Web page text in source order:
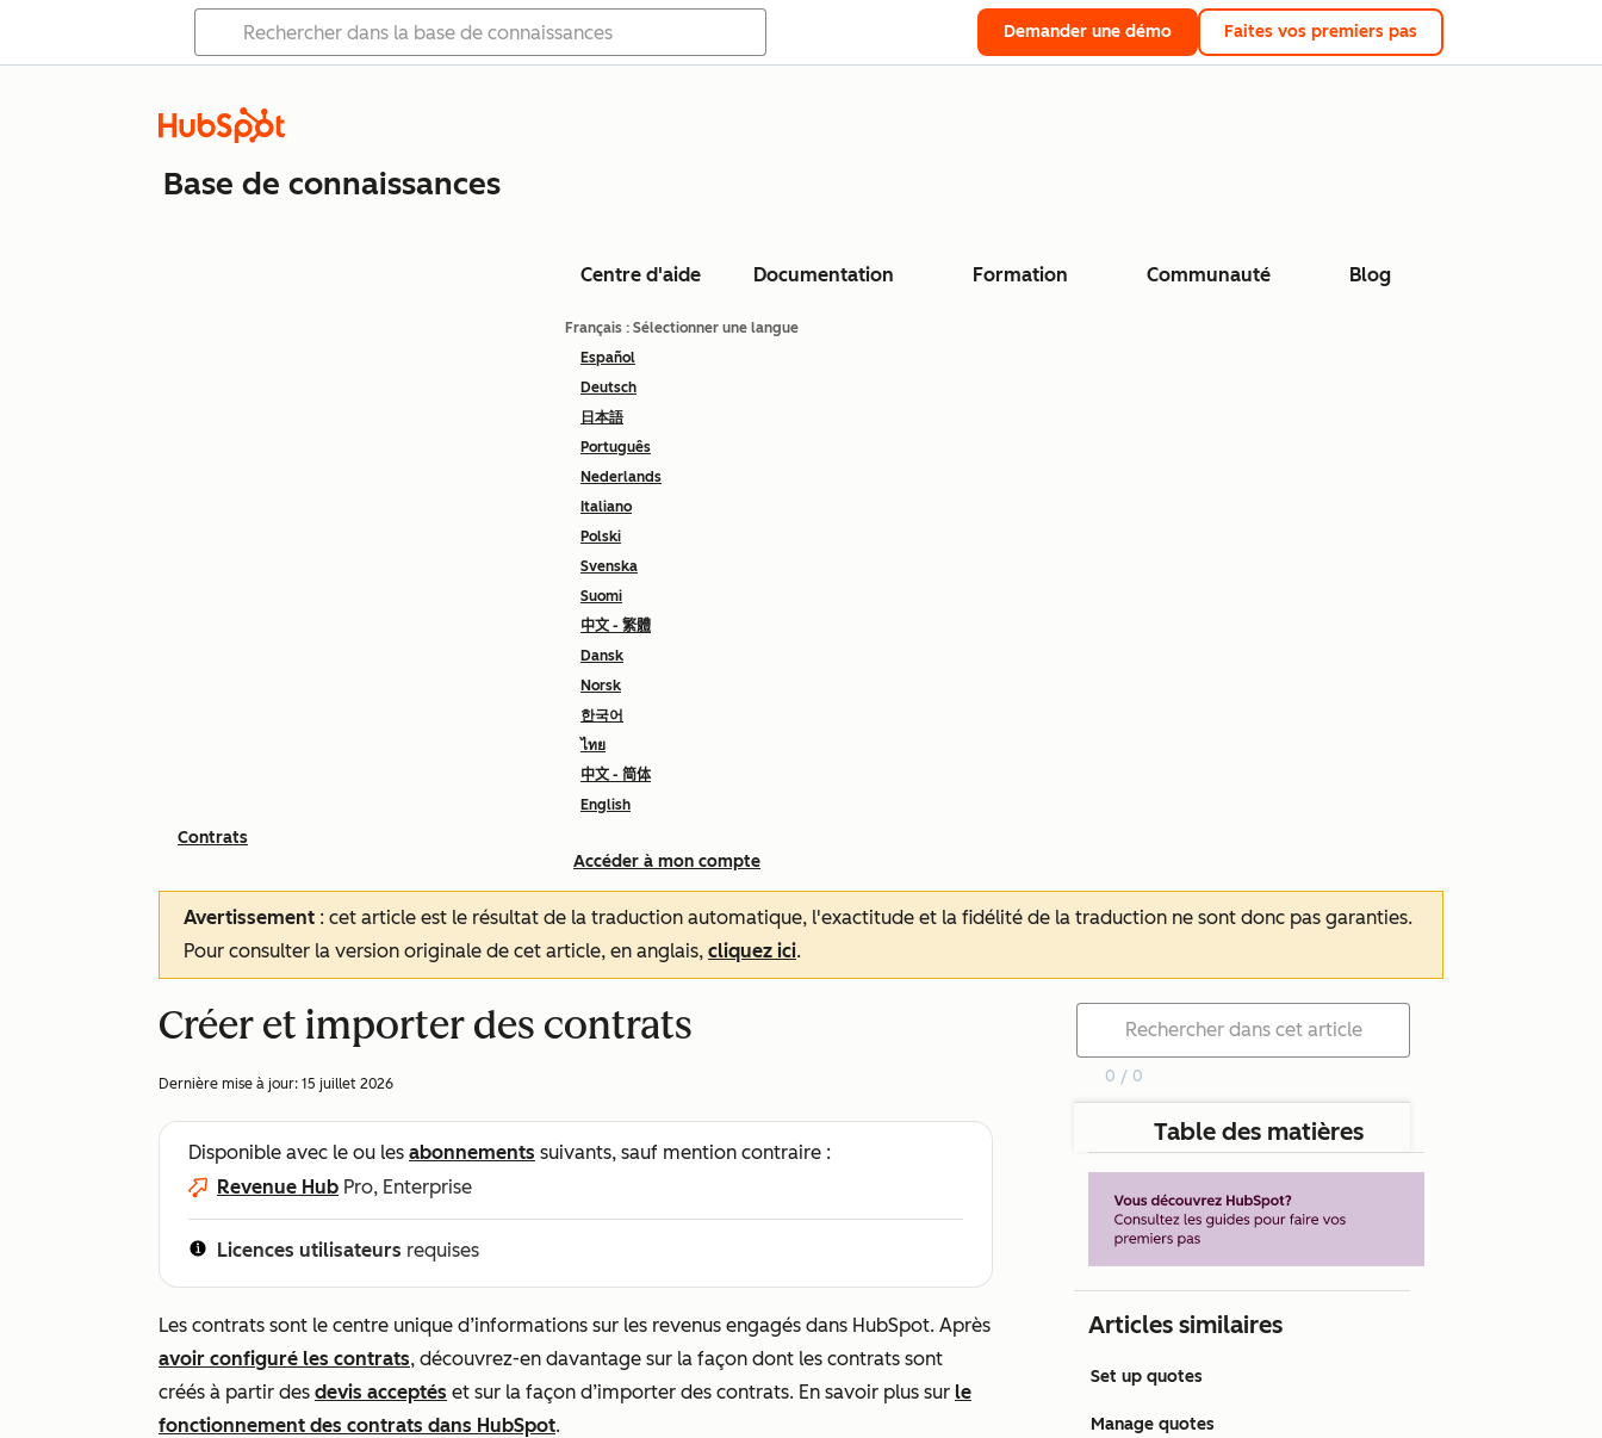
Demander une démo Faites vos premiers pas
Base de connaissances
Centre d'aide Documentation Formation Communauté Blog
Français : Sélectionner une langue
Español
Deutsch
日本語
Português
Nederlands
Italiano
Polski
Svenska
Suomi
中文 - 繁體
Dansk
Norsk
한국어
ไทย
中文 - 简体
English
Accéder à mon compte
Contrats
Avertissement : cet article est le résultat de la traduction automatique, l'exactitude et la fidélité de la traduction ne sont donc pas garanties.
Pour consulter la version originale de cet article, en anglais, cliquez ici.
Créer et importer des contrats
Dernière mise à jour: 15 juillet 2026
Disponible avec le ou les abonnements suivants, sauf mention contraire :
Revenue Hub Pro, Enterprise
Licences utilisateurs requises
Les contrats sont le centre unique d’informations sur les revenus engagés dans HubSpot. Après
avoir configuré les contrats, découvrez-en davantage sur la façon dont les contrats sont
créés à partir des devis acceptés et sur la façon d’importer des contrats. En savoir plus sur le
fonctionnement des contrats dans HubSpot.
0 / 0
Table des matières
Articles similaires
Set up quotes
Manage quotes